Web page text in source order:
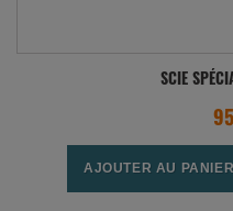
SCIE
AJOUTER AU PANIER